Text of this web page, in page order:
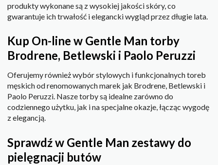
produkty wykonane są z wysokiej jakości skóry, co
gwarantuje ich trwałość i elegancki wygląd przez długie lata.
Kup On-line w Gentle Man torby
Brodrene, Betlewski i Paolo Peruzzi
Oferujemy również wybór stylowych i funkcjonalnych toreb
męskich od renomowanych marek jak Brodrene, Betlewski i
Paolo Peruzzi. Nasze torby są idealne zarówno do
codziennego użytku, jak i na specjalne okazje, łącząc wygodę
z elegancją.
Sprawdź w Gentle Man zestawy do
pielęgnacji butów